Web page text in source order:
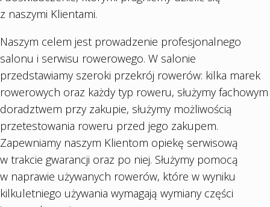
z naszymi Klientami.
Naszym celem jest prowadzenie profesjonalnego
salonu i serwisu rowerowego. W salonie
przedstawiamy szeroki przekrój rowerów: kilka marek
rowerowych oraz każdy typ roweru, służymy fachowym
doradztwem przy zakupie, służymy możliwością
przetestowania roweru przed jego zakupem.
Zapewniamy naszym Klientom opiekę serwisową
w trakcie gwarancji oraz po niej. Służymy pomocą
w naprawie używanych rowerów, które w wyniku
kilkuletniego używania wymagają wymiany części